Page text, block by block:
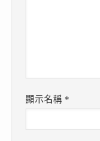
顯示名稱 *